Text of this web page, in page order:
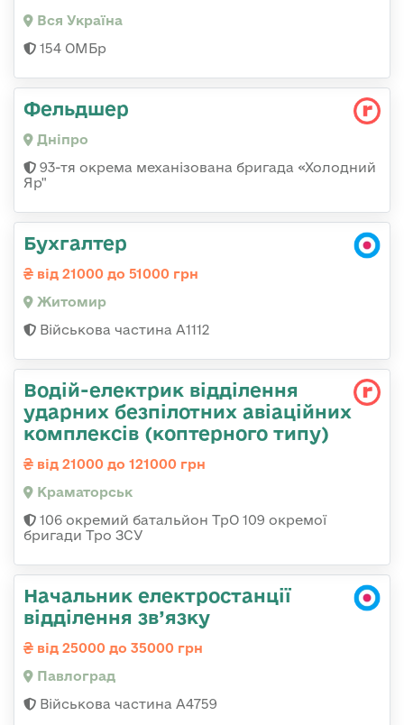
Вся Україна
154 ОМБр
Фельдшер
Дніпро
93-тя окрема механізована бригада «Холодний
Яр"
Бухгалтер
від 21000 до 51000 грн
Житомир
Військова частина А1112
Водій-електрик відділення
ударних безпілотних авіаційних
комплексів (коптерного типу)
від 21000 до 121000 грн
Краматорськ
106 окремий батальйон ТрО 109 окремої
бригади Тро ЗСУ
Начальник електростанції
відділення зв’язку
від 25000 до 35000 грн
Павлоград
Військова частина А4759